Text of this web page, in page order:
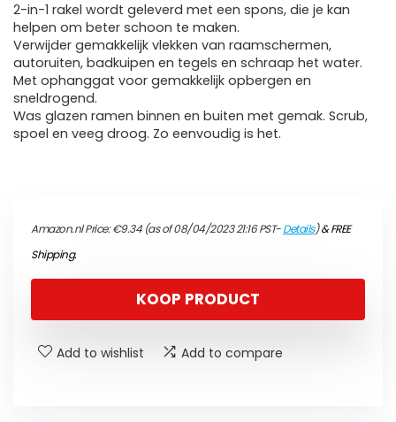
2-in-1 rakel wordt geleverd met een spons, die je kan
helpen om beter schoon te maken.
Verwijder gemakkelijk vlekken van raamschermen,
autoruiten, badkuipen en tegels en schraap het water.
Met ophanggat voor gemakkelijk opbergen en
sneldrogend.
Was glazen ramen binnen en buiten met gemak. Scrub,
spoel en veeg droog. Zo eenvoudig is het.
Amazon.nl Price:€9.34(as of 08/04/2023 21:16 PST-Details)&FREE
Shipping.
KOOP PRODUCT
Add to wishlist Add to compare